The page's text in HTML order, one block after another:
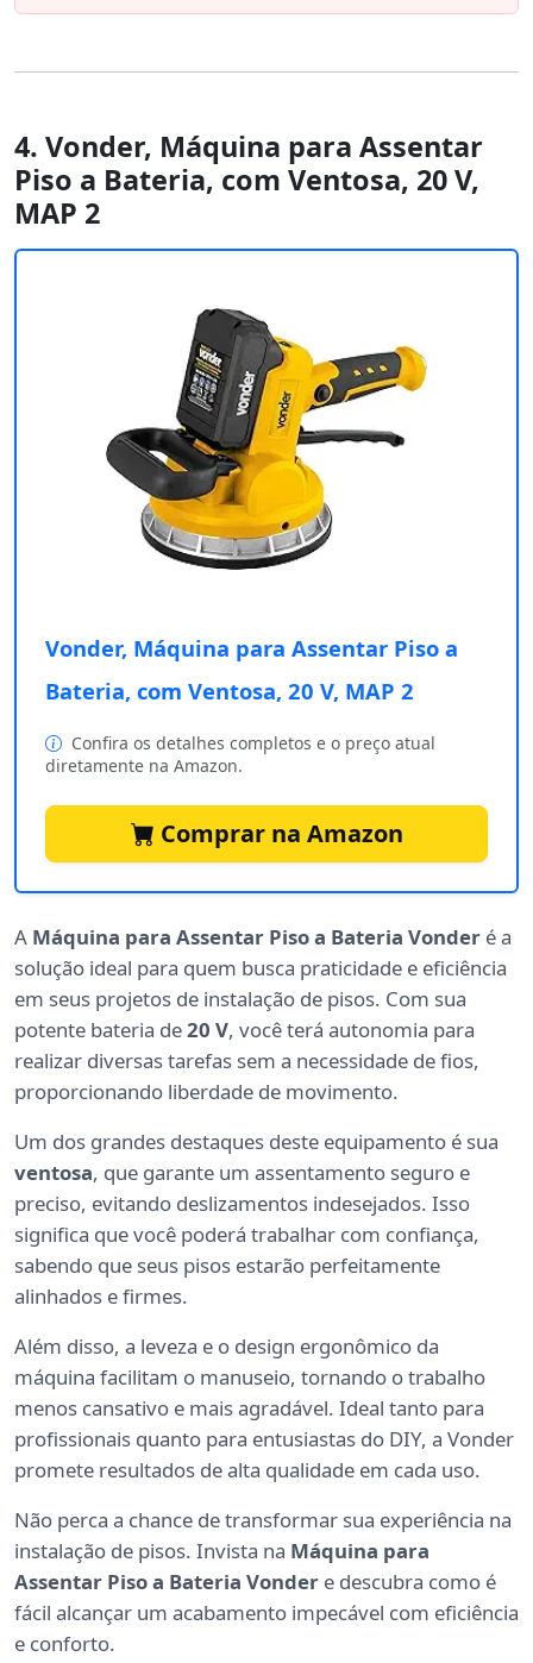
4. Vonder, Máquina para Assentar
Piso a Bateria, com Ventosa, 20 V,
MAP 2
Vonder, Máquina para Assentar Piso a
Bateria, com Ventosa, 20 V, MAP 2
Confira os detalhes completos e o preço atual
diretamente na Amazon.
Comprar na Amazon
A Máquina para Assentar Piso a Bateria Vonder é a
solução ideal para quem busca praticidade e eficiência
em seus projetos de instalação de pisos. Com sua
potente bateria de20 V, você terá autonomia para
realizar diversas tarefas sem a necessidade de fios,
proporcionando liberdade de movimento.
Um dos grandes destaques deste equipamento é sua
ventosa, que garante um assentamento seguro e
preciso, evitando deslizamentos indesejados. Isso
significa que você poderá trabalhar com confiança,
sabendo que seus pisos estarão perfeitamente
alinhados e firmes.
Além disso, a leveza e o design ergonômico da
máquina facilitam o manuseio, tornando o trabalho
menos cansativo e mais agradável. Ideal tanto para
profissionais quanto para entusiastas do DIY, a Vonder
promete resultados de alta qualidade em cada uso.
Não perca a chance de transformar sua experiência na
instalação de pisos. Invista na Máquina para
Assentar Piso a Bateria Vonder e descubra como é
fácil alcançar um acabamento impecável com eficiência
e conforto.